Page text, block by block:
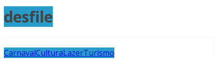
desfile
CarnavalCulturaLazerTurismo